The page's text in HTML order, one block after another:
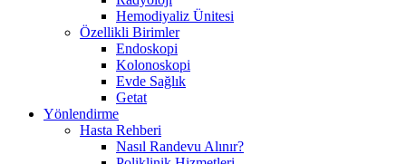
Hemodiyaliz Ünitesi
Özellikli Birimler
Endoskopi
Kolonoskopi
Evde Sağlık
Getat
Yönlendirme
Hasta Rehberi
Nasıl Randevu Alınır?